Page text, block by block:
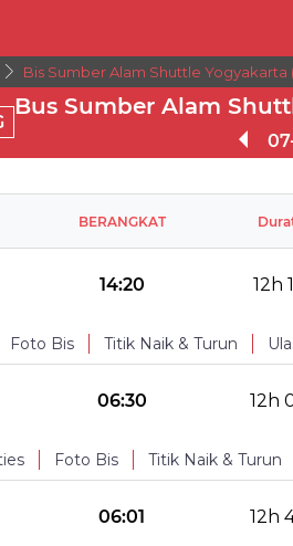
Bis Sumber Alam Shuttle
Bus Sumber Alam
BERANGKAT
14:20 12h
Foto Bis Titik Naik & Turun
06:30 12h
Foto Bis Titik Naik & Turun
06:01 12h